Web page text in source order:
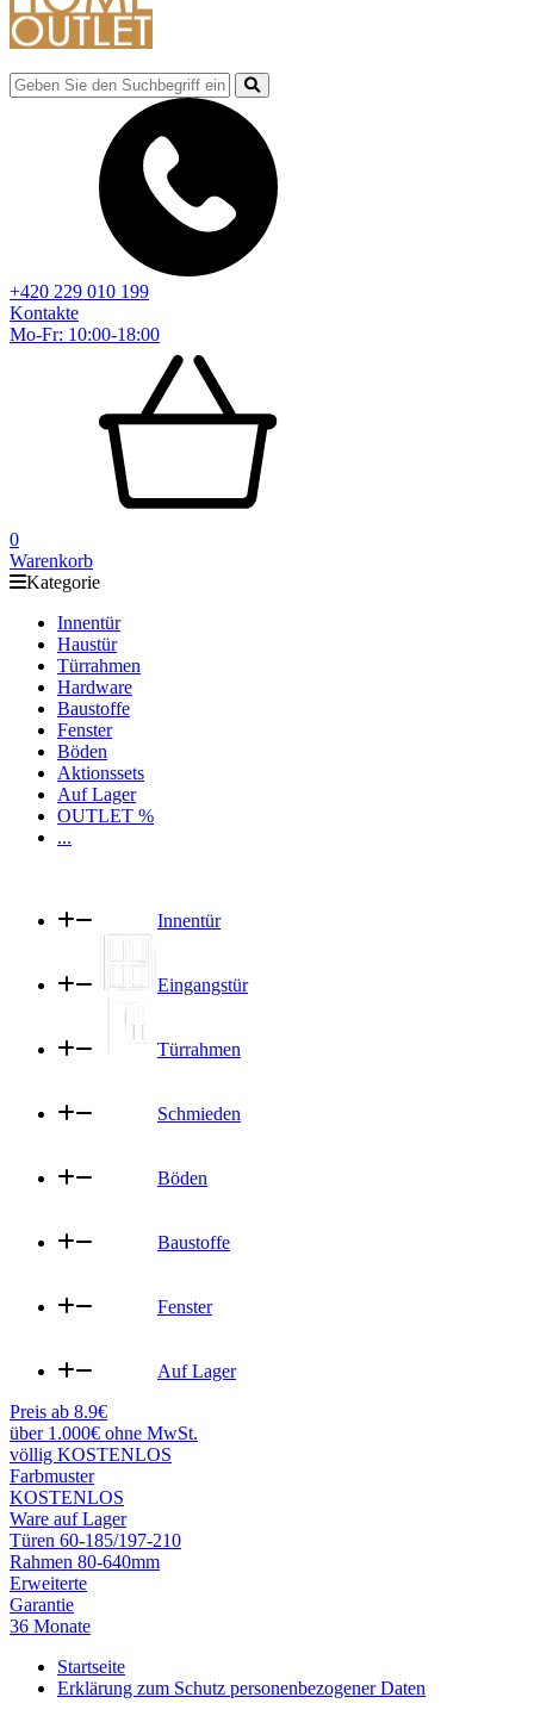
+420 229 010 199
Kontakte
Mo-Fr: 10:00-18:00
0
Warenkorb
Kategorie
Innentür
Haustür
Türrahmen
Hardware
Baustoffe
Fenster
Böden
Aktionssets
Auf Lager
OUTLET %
...
Innentür
Eingangstür
Türrahmen
Schmieden
Böden
Baustoffe
Fenster
Auf Lager
Preis ab 8.9€
über 1.000€ ohne MwSt.
völlig KOSTENLOS
Farbmuster
KOSTENLOS
Ware auf Lager
Türen 60-185/197-210
Rahmen 80-640mm
Erweiterte
Garantie
36 Monate
Startseite
Erklärung zum Schutz personenbezogener Daten